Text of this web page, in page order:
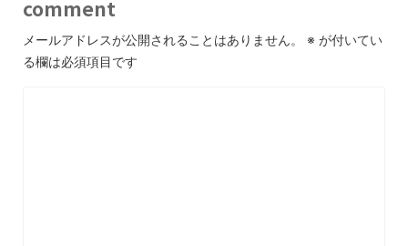
comment
メールアドレスが公開されることはありません。 ※ が付いてい
る欄は必須項目です